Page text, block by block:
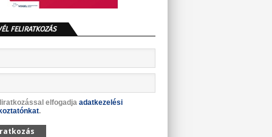
FELIRATKOZÁS
elfogadja adatkezelési
.